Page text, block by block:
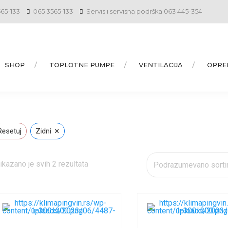
133 065 3565-133 Servis i servisna podrška 063 445-354
SHOP TOPLOTNE PUMPE VENTILACIJA
Zidni ×
je svih 2 rezultata